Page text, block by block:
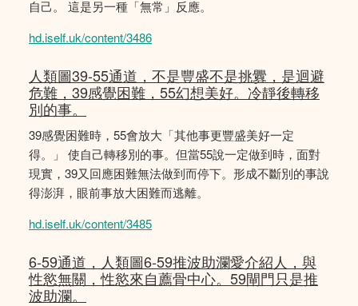
自己。 這是另一種「無常」反應。
hd.iself.uk/content/3486
人類圖39-55通道，不是豐盛不是挑釁，是迴避
危難，39感覺困難，55幻想美好。冷靜後轉移
別的事。
39感覺困難時，55會放大「其他事更豐盛美好一定
得。」 使自己轉移別的事。但當55說一定做到時，面對
現實，39又回應困難無法做到而停下。形成不斷別的事說
得澎湃，眼前事放大困難而逃離。
hd.iself.uk/content/3485
6-59通道，人類圖6-59推波助瀾愛介紹人，與
性慾無關，性慾來自薦骨中心。59閘門只是推
波助瀾。